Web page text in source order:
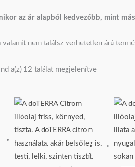
az ár alapból kedvezőbb, mint
valamit nem találsz verhetetlen árú
a(z) 12 találat megjelenítve